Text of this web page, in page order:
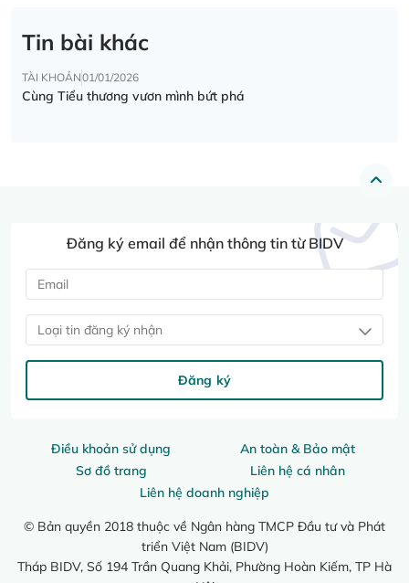
Tin bài khác
TÀI KHOẢN01/01/2026
Cùng Tiểu thương vươn mình bứt phá
Điều khoản sử dụng
An toàn & Bảo mật
Sơ đồ trang
Liên hệ cá nhân
Liên hệ doanh nghiệp
© Bản quyền 2018 thuộc về Ngân hàng TMCP Đầu tư và Phát
triển Việt Nam (BIDV)
Tháp BIDV, Số 194 Trần Quang Khải, Phường Hoàn Kiếm, TP Hà
Đăng ký email để nhận thông tin từ BIDV
Loại tin đăng ký nhận
Đăng ký